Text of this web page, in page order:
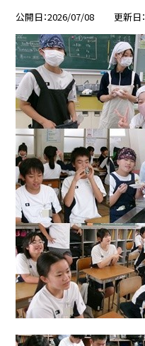
公開日 2026/07/08 更新日